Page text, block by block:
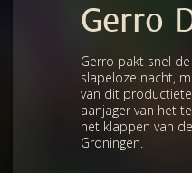
Gerro
Gerro pakt snel
slapeloze nacht,
van dit
aanjager van het
het klappen van
Groningen.